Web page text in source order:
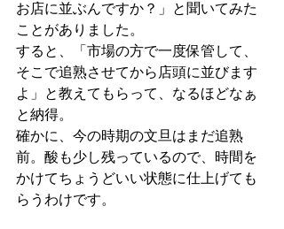
お店に並ぶんですか？」と聞いてみた
ことがありました。
すると、「市場の方で一度保管して、
そこで追熟させてから店頭に並びます
よ」と教えてもらって、なるほどなぁ
と納得。
確かに、今の時期の文旦はまだ追熟
前。酸も少し残っているので、時間を
かけてちょうどいい状態に仕上げても
らうわけです。